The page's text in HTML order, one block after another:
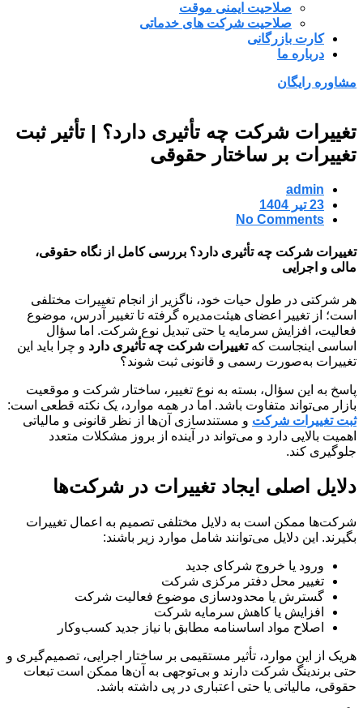
صلاحیت ایمنی موقت
صلاحیت شرکت های خدماتی
کارت بازرگانی
درباره ما
مشاوره رایگان
تغییرات شرکت چه تأثیری دارد؟ | تأثیر ثبت
تغییرات بر ساختار حقوقی
admin
23 تیر 1404
No Comments
تغییرات شرکت چه تأثیری دارد؟ بررسی کامل از نگاه حقوقی،
مالی و اجرایی
هر شرکتی در طول حیات خود، ناگزیر از انجام تغییرات مختلفی
است؛ از تغییر اعضای هیئت‌مدیره گرفته تا تغییر آدرس، موضوع
فعالیت، افزایش سرمایه یا حتی تبدیل نوع شرکت. اما سؤال
اساسی اینجاست کهتغییرات شرکت چه تأثیری دارد و چرا باید این
تغییرات به‌صورت رسمی و قانونی ثبت شوند؟
پاسخ به این سؤال، بسته به نوع تغییر، ساختار شرکت و موقعیت
بازار می‌تواند متفاوت باشد. اما در همه موارد، یک نکته قطعی است:
ثبت تغییرات شرکت و مستندسازی آن‌ها از نظر قانونی و مالیاتی
اهمیت بالایی دارد و می‌تواند در آینده از بروز مشکلات متعدد
جلوگیری کند.
دلایل اصلی ایجاد تغییرات در شرکت‌ها
شرکت‌ها ممکن است به دلایل مختلفی تصمیم به اعمال تغییرات
بگیرند. این دلایل می‌توانند شامل موارد زیر باشند:
ورود یا خروج شرکای جدید
تغییر محل دفتر مرکزی شرکت
گسترش یا محدودسازی موضوع فعالیت شرکت
افزایش یا کاهش سرمایه شرکت
اصلاح مواد اساسنامه مطابق با نیاز جدید کسب‌وکار
هریک از این موارد، تأثیر مستقیمی بر ساختار اجرایی، تصمیم‌گیری و
حتی برندینگ شرکت دارند و بی‌توجهی به آن‌ها ممکن است تبعات
حقوقی، مالیاتی یا حتی اعتباری در پی داشته باشد.